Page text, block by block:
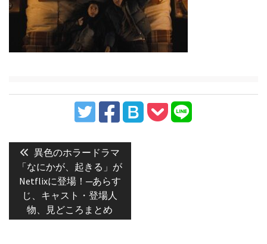
ビ
Previous
post:
異色のホラードラマ
「なにかが、起きる」が
Netflixに登場！─あらす
じ、キャスト・登場人
物、見どころまとめ